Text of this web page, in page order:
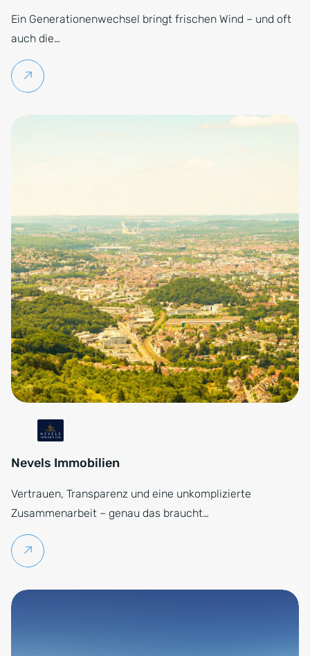
Ein Generationenwechsel bringt frischen Wind – und oft
auch die…
Weiterlesen
Nevels Immobilien
Vertrauen, Transparenz und eine unkomplizierte
Zusammenarbeit – genau das braucht…
Weiterlesen